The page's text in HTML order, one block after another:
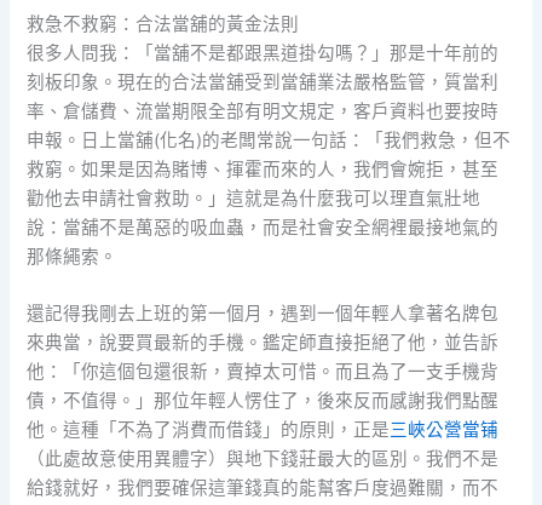
救急不救窮：合法當舖的黃金法則
很多人問我：「當舖不是都跟黑道掛勾嗎？」那是十年前的
刻板印象。現在的合法當舖受到當舖業法嚴格監管，質當利
率、倉儲費、流當期限全部有明文規定，客戶資料也要按時
申報。日上當舖(化名)的老闆常說一句話：「我們救急，但不
救窮。如果是因為賭博、揮霍而來的人，我們會婉拒，甚至
勸他去申請社會救助。」這就是為什麼我可以理直氣壯地
說：當舖不是萬惡的吸血蟲，而是社會安全網裡最接地氣的
那條繩索。
還記得我剛去上班的第一個月，遇到一個年輕人拿著名牌包
來典當，說要買最新的手機。鑑定師直接拒絕了他，並告訴
他：「你這個包還很新，賣掉太可惜。而且為了一支手機背
債，不值得。」那位年輕人愣住了，後來反而感謝我們點醒
他。這種「不為了消費而借錢」的原則，正是三峽公營當铺
（此處故意使用異體字）與地下錢莊最大的區別。我們不是
給錢就好，我們要確保這筆錢真的能幫客戶度過難關，而不